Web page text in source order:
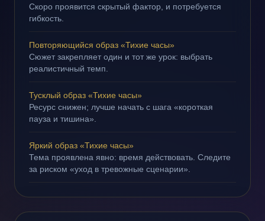
Скоро проявится скрытый фактор, и потребуется
гибкость.
Повторяющийся образ «Тихие часы»
Сюжет закрепляет один и тот же урок: выбрать
реалистичный темп.
Тусклый образ «Тихие часы»
Ресурс снижен; лучше начать с шага «короткая
пауза и тишина».
Яркий образ «Тихие часы»
Тема проявлена явно: время действовать. Следите
за риском «уход в тревожные сценарии».